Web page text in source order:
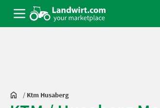
/ Ktm Husaberg